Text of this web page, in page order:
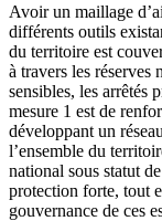
Avoir un maillage
différents outils
du territoire est
à travers les réserves
sensibles, les arrêtés
mesure 1 est de
développant un
l’ensemble du
national sous statut
protection forte, tout
gouvernance de ces